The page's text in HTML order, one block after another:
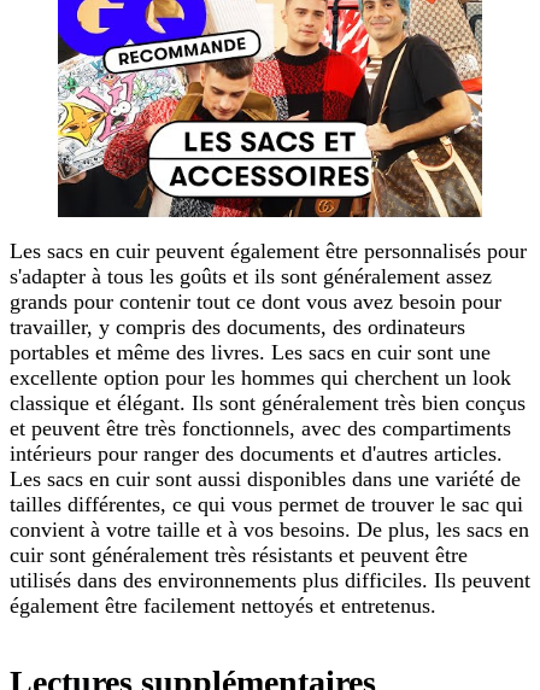
Les sacs en cuir peuvent également être personnalisés pour
s'adapter à tous les goûts et ils sont généralement assez
grands pour contenir tout ce dont vous avez besoin pour
travailler, y compris des documents, des ordinateurs
portables et même des livres. Les sacs en cuir sont une
excellente option pour les hommes qui cherchent un look
classique et élégant. Ils sont généralement très bien conçus
et peuvent être très fonctionnels, avec des compartiments
intérieurs pour ranger des documents et d'autres articles.
Les sacs en cuir sont aussi disponibles dans une variété de
tailles différentes, ce qui vous permet de trouver le sac qui
convient à votre taille et à vos besoins. De plus, les sacs en
cuir sont généralement très résistants et peuvent être
utilisés dans des environnements plus difficiles. Ils peuvent
également être facilement nettoyés et entretenus.
Lectures supplémentaires